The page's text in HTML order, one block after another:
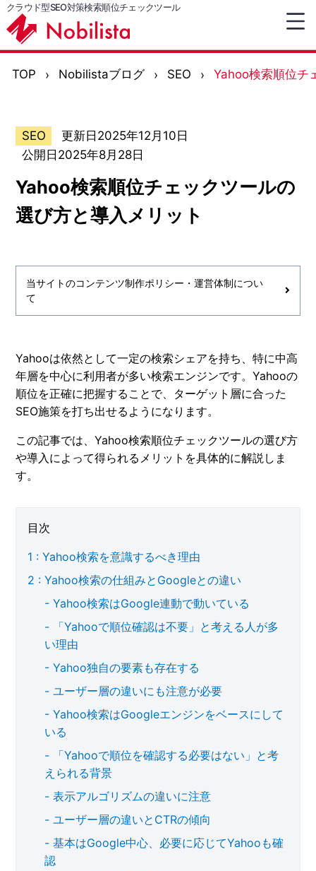
クラウド型SEO対策検索順位チェックツール
TOP Nobilistaブログ SEO Yahoo検索順位チ
SEO
更新日2025年12月10日
公開日2025年8月28日
Yahoo検索順位チェックツールの
選び方と導入メリット
当サイトのコンテンツ制作ポリシー・運営体制につい
て
Yahooは依然として一定の検索シェアを持ち、特に中高
年層を中心に利用者が多い検索エンジンです。Yahooの
順位を正確に把握することで、ターゲット層に合った
SEO施策を打ち出せるようになります。
この記事では、Yahoo検索順位チェックツールの選び方
や導入によって得られるメリットを具体的に解説しま
す。
目次
Yahoo検索を意識するべき理由
Yahoo検索の仕組みとGoogleとの違い
Yahoo検索はGoogle連動で動いている
「Yahooで順位確認は不要」と考える人が多
い理由
Yahoo独自の要素も存在する
ユーザー層の違いにも注意が必要
Yahoo検索はGoogleエンジンをベースにして
いる
「Yahooで順位を確認する必要はない」と考
えられる背景
表示アルゴリズムの違いに注意
ユーザー層の違いとCTRの傾向
基本はGoogle中心、必要に応じてYahooも確
認